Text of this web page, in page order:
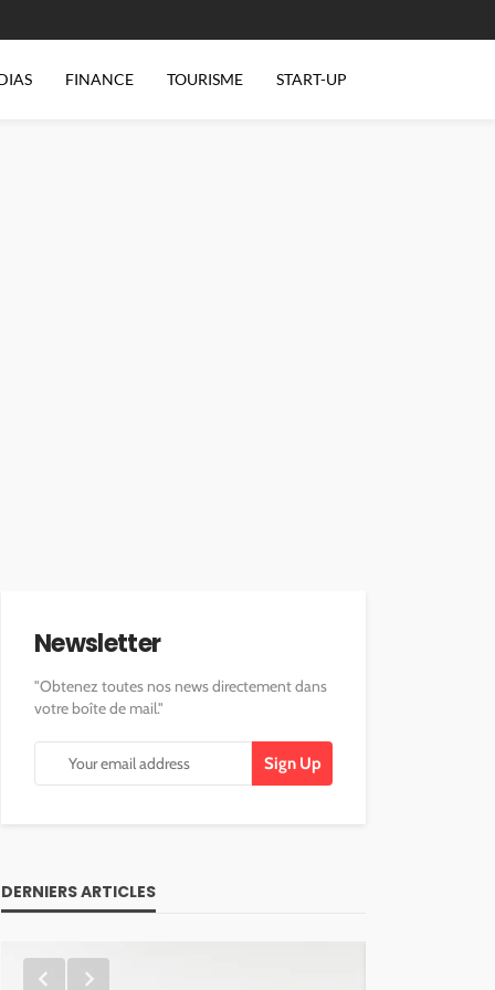
FINANCE TOURISME START-UP
Newsletter
"Obtenez toutes nos news directement dans
votre boîte de mail."
DERNIERS ARTICLES